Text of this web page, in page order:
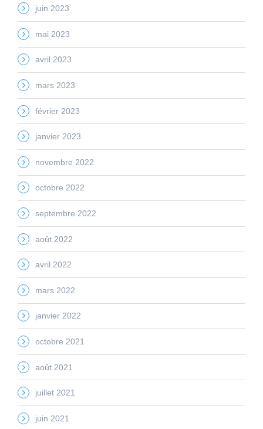
juin 2023
mai 2023
avril 2023
mars 2023
février 2023
janvier 2023
novembre 2022
octobre 2022
septembre 2022
août 2022
avril 2022
mars 2022
janvier 2022
octobre 2021
août 2021
juillet 2021
juin 2021